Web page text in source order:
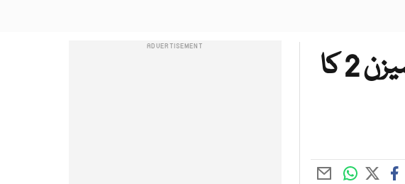
نیٹ فلکس کی سپر ہٹ ویب سیریز "ویڈنزڈے" کے سیزن 2 کا